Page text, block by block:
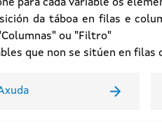
para cada variable os
da táboa en filas e
ou "Filtro"
que non se sitúen en